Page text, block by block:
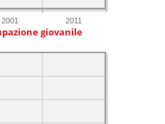
2001 2011
giovanile